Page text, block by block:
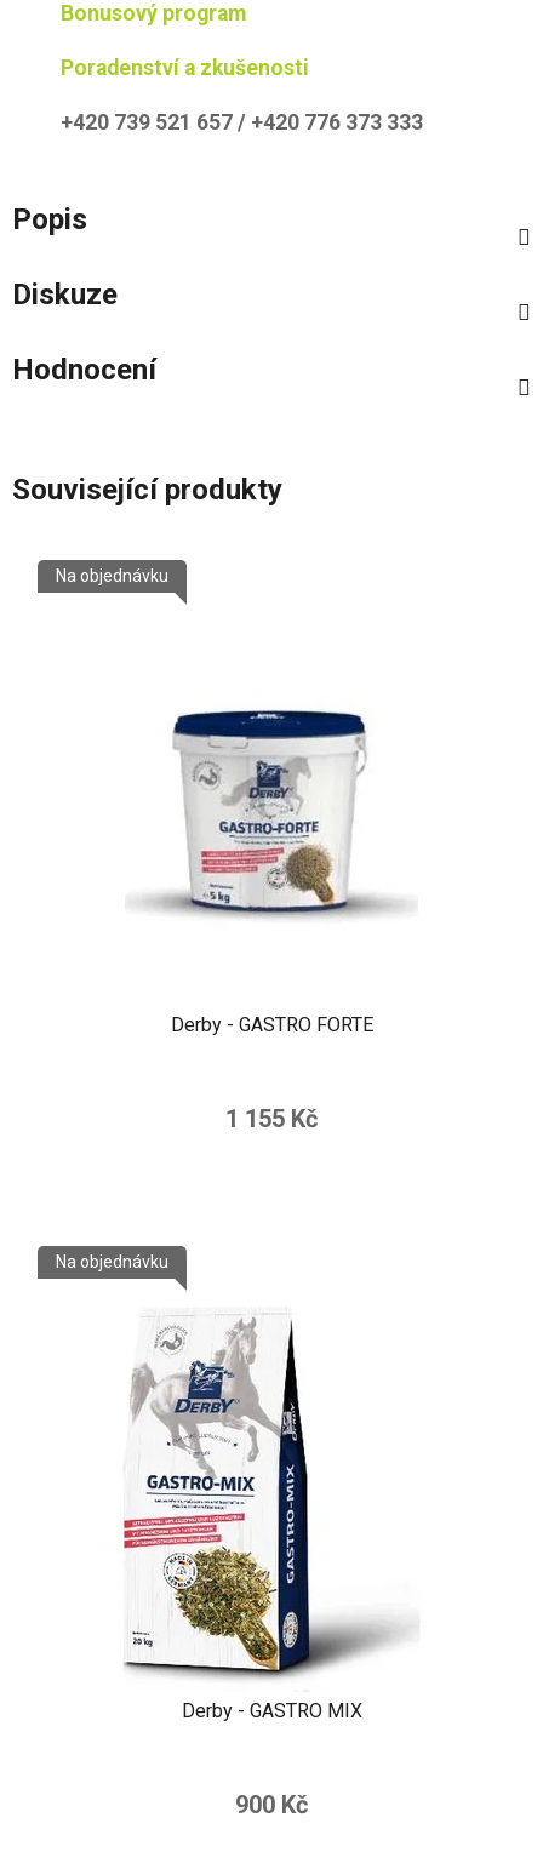
Bonusový program
Poradenství a zkušenosti
+420 739 521 657 / +420 776 373 333
Popis
Diskuze
Hodnocení
Související produkty
Derby - GASTRO FORTE
Na objednávku
1 155 Kč
Derby - GASTRO MIX
Na objednávku
900 Kč